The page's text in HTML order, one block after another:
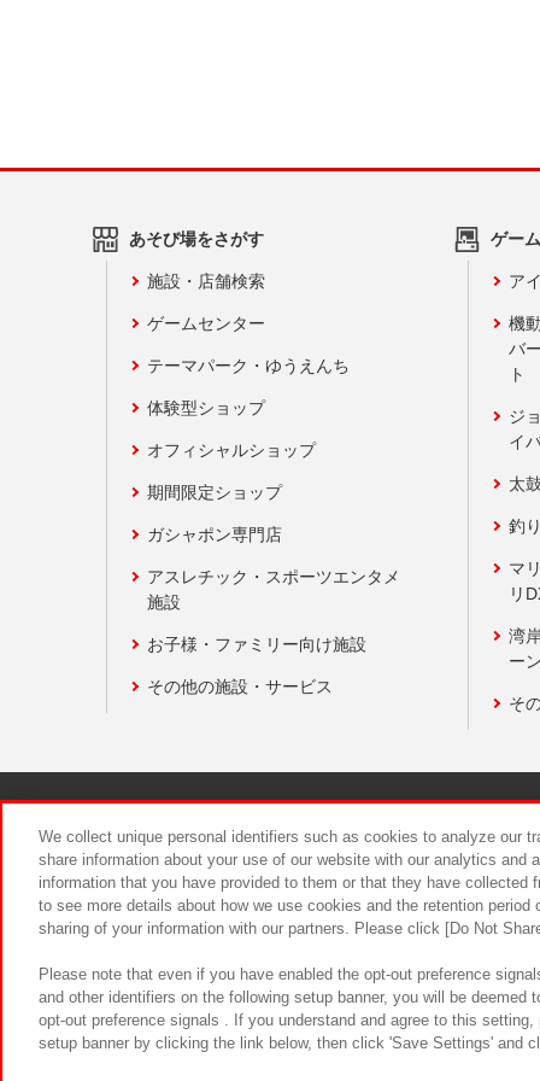
あそび場をさがす
施設・店舗検索
ゲームセンター
テーマパーク・ゆうえんち
体験型ショップ
オフィシャルショップ
期間限定ショップ
ガシャポン専門店
アスレチック・スポーツエンタメ
施設
お子様・ファミリー向け施設
その他の施設・サービス
ゲー
ア
機
バ
ト
ジ
イ
太
釣
マ
リ
湾
ー
そ
食品のご
We collect unique personal identifiers such as cookies to analyze our
share information about your use of our website with our analytics and
information that you have provided to them or that they have
to see more details about how we use cookies and the retention
sharing of your information with our partners. Please click [Do Not
Please note that even if you have enabled the opt-out preference
and other identifiers on the following setup banner, you will be
opt-out preference signals . If you understand and agree to this
setup banner by clicking the link below, then click 'Save Settings' and